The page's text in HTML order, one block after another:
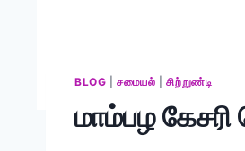
BLOG |சமையல் |சிற்றுண்டி
மாம்பழ கேசரி